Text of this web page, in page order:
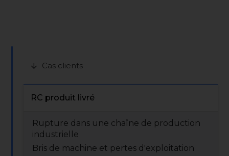
arrow_downward Cas clients
RC produit livré
Rupture dans une chaîne de production
industrielle
Bris de machine et pertes d'exploitation